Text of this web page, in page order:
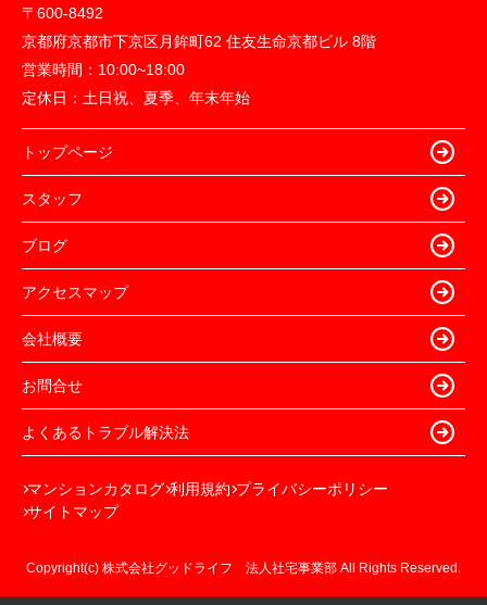
〒600-8492
京都府京都市下京区月鉾町62 住友生命京都ビル 8階
営業時間： 10:00~18:00
定休日： 土日祝、夏季、年末年始
トップページ
スタッフ
ブログ
アクセスマップ
会社概要
お問合せ
よくあるトラブル解決法
マンションカタログ 利用規約 プライバシーポリシー
サイトマップ
Copyright(c) 株式会社グッドライフ 法人社宅事業部 All Rights Reserved.